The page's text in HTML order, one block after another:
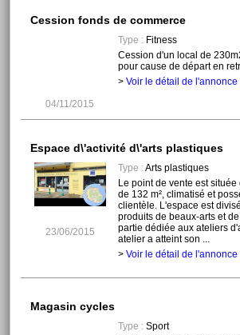
Cession fonds de commerce
04/11/2015
Type :Fitness
Cession d'un local de
pour cause de départ en
> Voir le détail de l'annonce
Espace d\'activité d\'arts plastiques
23/06/2015
Type :Arts plastiques
Le point de vente est
de 132 m², climatisé et
clientèle. L'espace est
produits de beaux-arts et
partie dédiée aux ateliers
atelier a atteint son ...
> Voir le détail de l'annonce
Magasin cycles
Type :Sport